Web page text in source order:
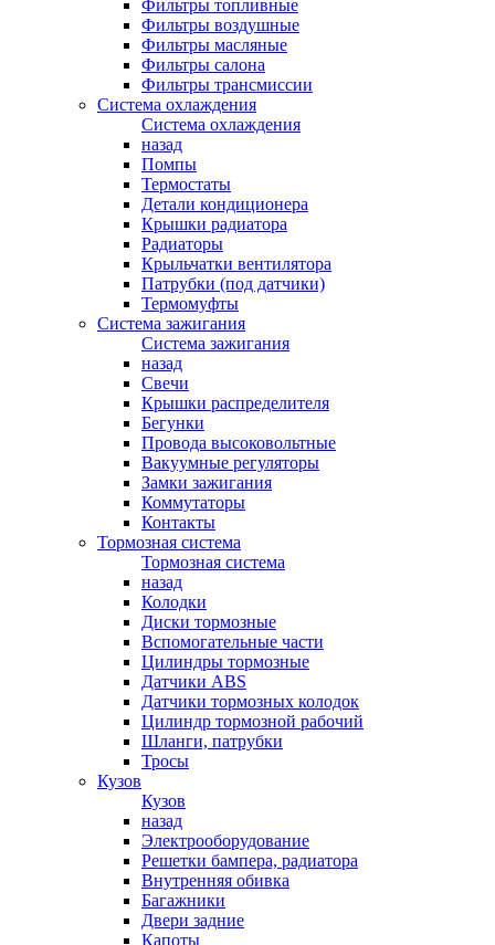
Фильтры топливные
Фильтры воздушные
Фильтры масляные
Фильтры салона
Фильтры трансмиссии
Система охлаждения
Система охлаждения
назад
Помпы
Термостаты
Детали кондиционера
Крышки радиатора
Радиаторы
Крыльчатки вентилятора
Патрубки (под датчики)
Термомуфты
Система зажигания
Система зажигания
назад
Свечи
Крышки распределителя
Бегунки
Провода высоковольтные
Вакуумные регуляторы
Замки зажигания
Коммутаторы
Контакты
Тормозная система
Тормозная система
назад
Колодки
Диски тормозные
Вспомогательные части
Цилиндры тормозные
Датчики ABS
Датчики тормозных колодок
Цилиндр тормозной рабочий
Шланги, патрубки
Тросы
Кузов
Кузов
назад
Электрооборудование
Решетки бампера, радиатора
Внутренняя обивка
Багажники
Двери задние
Капоты